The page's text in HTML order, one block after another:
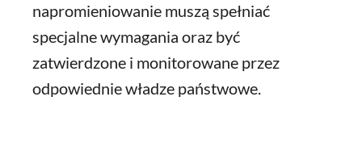
napromieniowanie muszą spełniać
specjalne wymagania oraz być
zatwierdzone i monitorowane przez
odpowiednie władze państwowe.